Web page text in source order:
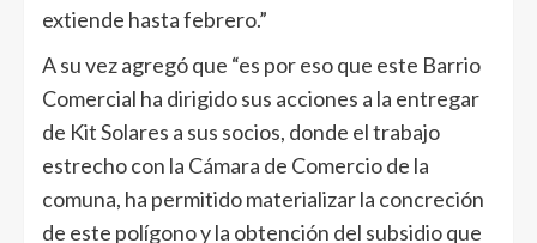
extiende hasta febrero.”
A su vez agregó que “es por eso que este Barrio
Comercial ha dirigido sus acciones a la entregar
de Kit Solares a sus socios, donde el trabajo
estrecho con la Cámara de Comercio de la
comuna, ha permitido materializar la concreción
de este polígono y la obtención del subsidio que